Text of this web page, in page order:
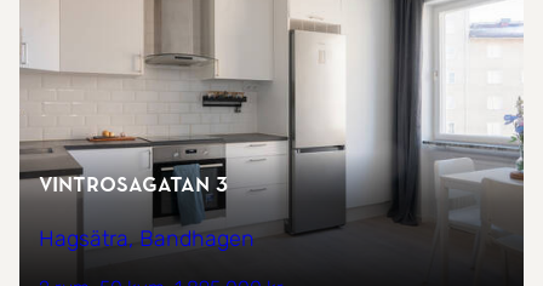
Vintrosagatan 3
Hagsätra, Bandhagen